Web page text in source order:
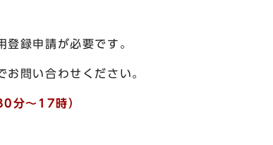
録申請が必要です。
お問い合わせください。
分～17時）